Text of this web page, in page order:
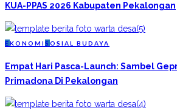
KUA-PPAS 2026 Kabupaten Pekalongan
EKONOMI S OSIAL BUDAYA
Empat Hari Pasca-Launch: Sambel
Primadona Di Pekalongan